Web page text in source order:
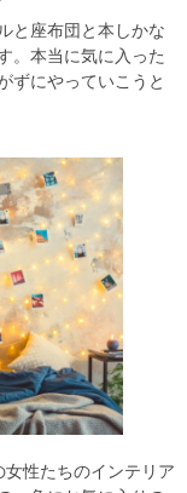
と座布団と本しかな
。本当に気に入った
ずにやっていこうと
性たちのインテリア